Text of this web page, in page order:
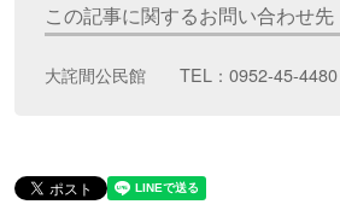
この記事に関するお問い合わせ先
大詫間公民館 TEL：0952-45-4480